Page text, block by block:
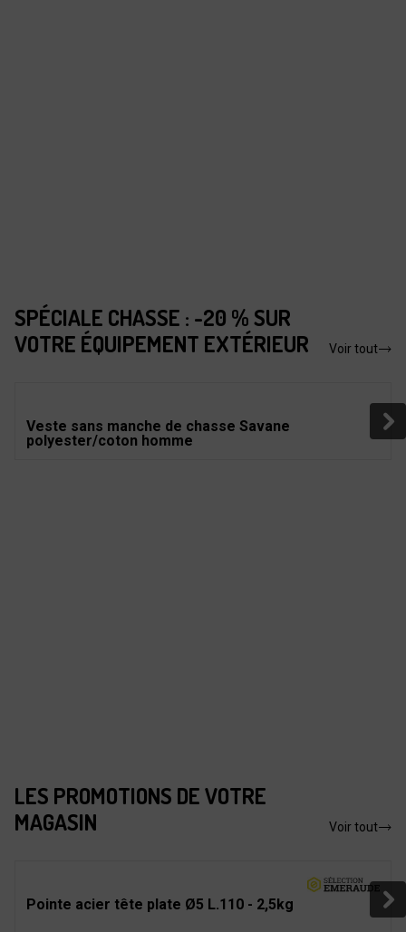
SPÉCIALE CHASSE : -20 % SUR
VOTRE ÉQUIPEMENT EXTÉRIEUR
Voir tout
Veste sans manche de chasse Savane
polyester/coton homme
LES PROMOTIONS DE VOTRE
MAGASIN
Voir tout
Pointe acier tête plate Ø5 L.110 - 2,5kg